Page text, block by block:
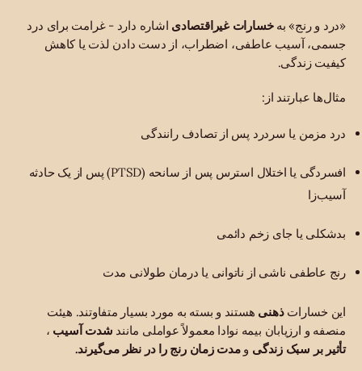
«درد و رنج» بهخسارات غیراقتصادی اشاره دارد - غرامت برای درد
جسمی، آسیب عاطفی، اضطراب، از دست دادن لذت یا کاهش
کیفیت زندگی.
مثال‌ها عبارتند از:
درد مزمن یا سردرد پس از تصادف رانندگی
افسردگی یا اختلال استرس پس از سانحه (PTSD) پس از یک حادثه
آسیب‌زا
بدشکلی یا جای زخم دائمی
رنج عاطفی ناشی از ناتوانی یا درمان طولانی مدت
این خساراتذهنی هستند و بسته به مورد بسیار متفاوتند. هیئت
منصفه و ارزیابان بیمه نوادا معمولاً عواملی مانند شدت آسیب ،
تأثیر بر سبک زندگی ومدت زمان رنج را در نظر می‌گیرند.